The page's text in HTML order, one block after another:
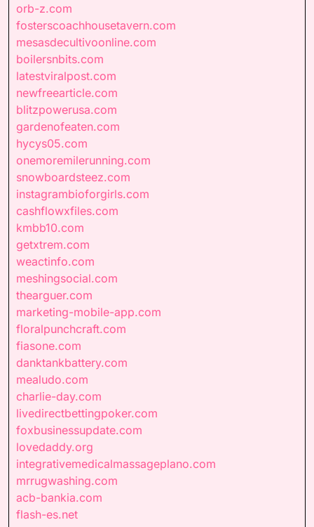
orb-z.com
fosterscoachhousetavern.com
mesasdecultivoonline.com
boilersnbits.com
latestviralpost.com
newfreearticle.com
blitzpowerusa.com
gardenofeaten.com
hycys05.com
onemoremilerunning.com
snowboardsteez.com
instagrambioforgirls.com
cashflowxfiles.com
kmbb10.com
getxtrem.com
weactinfo.com
meshingsocial.com
thearguer.com
marketing-mobile-app.com
floralpunchcraft.com
fiasone.com
danktankbattery.com
mealudo.com
charlie-day.com
livedirectbettingpoker.com
foxbusinessupdate.com
lovedaddy.org
integrativemedicalmassageplano.com
mrrugwashing.com
acb-bankia.com
flash-es.net